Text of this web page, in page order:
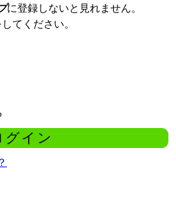
に登録しないと見れません。
してください。